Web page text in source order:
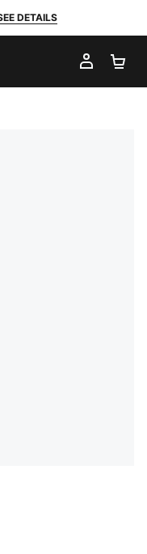
DETAILS
MI